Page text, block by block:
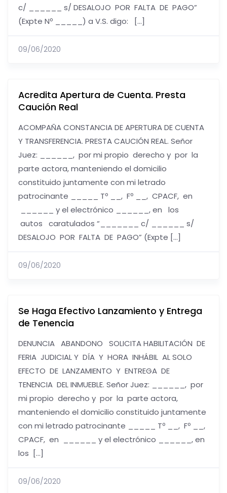
c/ ______ s/ DESALOJO POR FALTA DE PAGO”
(Expte Nº _____) a V.S. digo: […]
09/06/2020
Acredita Apertura de Cuenta. Presta
Caución Real
ACOMPAÑA CONSTANCIA DE APERTURA DE CUENTA
Y TRANSFERENCIA. PRESTA CAUCIÓN REAL. Señor
Juez: ______, por mi propio derecho y por la
parte actora, manteniendo el domicilio
constituido juntamente con mi letrado
patrocinante _____ Tº __, Fº __, CPACF, en
______ y el electrónico ______, en los
autos caratulados “_______ c/ ______ s/
DESALOJO POR FALTA DE PAGO” (Expte […]
09/06/2020
Se Haga Efectivo Lanzamiento y Entrega
de Tenencia
DENUNCIA ABANDONO SOLICITA HABILITACIÓN DE
FERIA JUDICIAL Y DÍA Y HORA INHÁBIL AL SOLO
EFECTO DE LANZAMIENTO Y ENTREGA DE
TENENCIA DEL INMUEBLE. Señor Juez: ______, por
mi propio derecho y por la parte actora,
manteniendo el domicilio constituido juntamente
con mi letrado patrocinante _____ Tº __, Fº __,
CPACF, en ______ y el electrónico ______, en
los […]
09/06/2020